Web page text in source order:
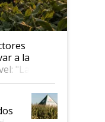
a la
"Las
son